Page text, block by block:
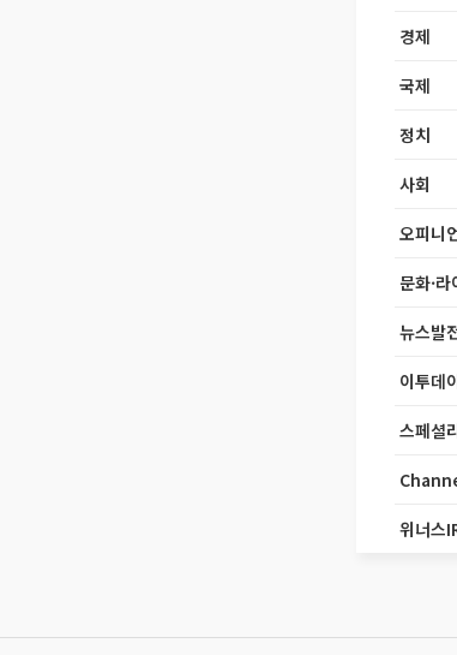
경제
국제
정치
사회
오피니
문화·라
뉴스발
이투데
스페셜
위너스